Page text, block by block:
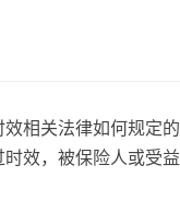
相关法律如何规定的
效，被保险人或受